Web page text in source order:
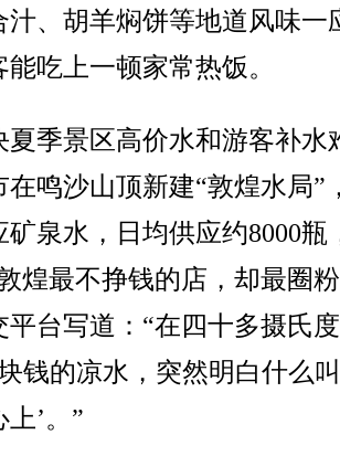
汁、胡羊焖饼等地道风味一
吃上一顿家常热饭。
景区高价水和游客补水
在鸣沙山顶新建“敦煌水局”
矿泉水，日均供应约8000瓶
煌最不挣钱的店，却最圈
平台写道：“在四十多摄氏
钱的凉水，突然明白什么
’。”